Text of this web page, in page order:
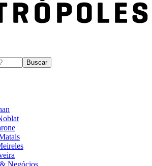
Buscar
Negócios